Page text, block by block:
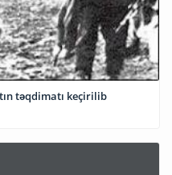
təqdimatı keçirilib